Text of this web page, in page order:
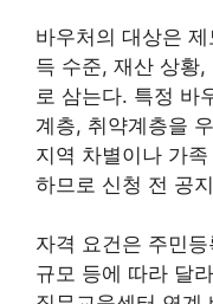
바우처의 대상은
득 수준, 재산 상황
로 삼는다. 특정 바
계층, 취약계층을
지역 차별이나 가
하므로 신청 전 공
자격 요건은 주민
규모 등에 따라 달